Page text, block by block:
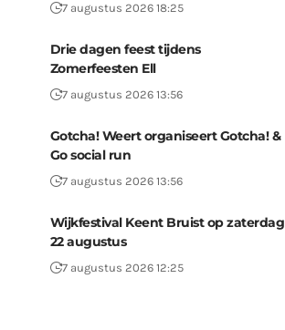
7 augustus 2026 18:25
Drie dagen feest tijdens
Zomerfeesten Ell
7 augustus 2026 13:56
Gotcha! Weert organiseert Gotcha! &
Go social run
7 augustus 2026 13:56
Wijkfestival Keent Bruist op zaterdag
22 augustus
7 augustus 2026 12:25